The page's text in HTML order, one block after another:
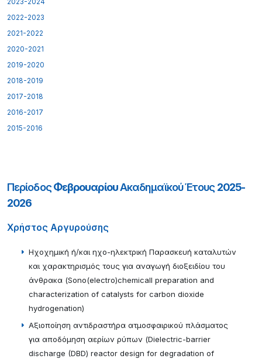
2023-2024
2022-2023
2021-2022
2020-2021
2019-2020
2018-2019
2017-2018
2016-2017
2015-2016
ΠερίοδοςΦεβρουαρίουΑκαδημαϊκού Έτους2025-
2026
Χρήστος Αργυρούσης
Ηχοχημική ή/και ηχο-ηλεκτρική Παρασκευή καταλυτών
και χαρακτηρισμός τους για αναγωγή διοξειδίου του
άνθρακα (Sono(electro)chemicall preparation and
characterization of catalysts for carbon dioxide
hydrogenation)
Aξιοποίηση αντιδραστήρα ατμοσφαιρικού πλάσματος
για αποδόμηση αερίων ρύπων (Dielectric-barrier
discharge (DBD) reactor design for degradation of